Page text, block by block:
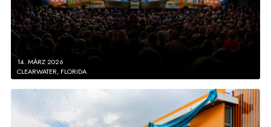
14. MÄRZ 2026
CLEARWATER, FLORIDA